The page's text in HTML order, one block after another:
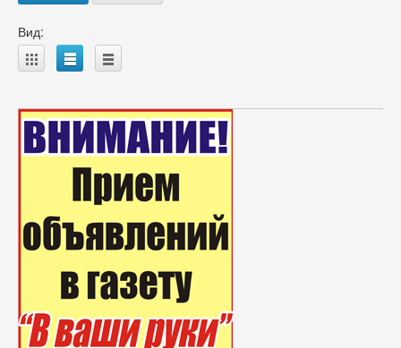
Вид:
A B C